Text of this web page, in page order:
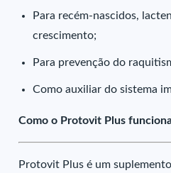
Para recém-nascidos,
crescimento;
Para prevenção do
Como auxiliar do sistema
Como o Protovit Plus
Protovit Plus é um